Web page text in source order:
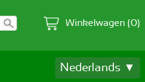
Winkelwagen (0)
Nederlands ▼